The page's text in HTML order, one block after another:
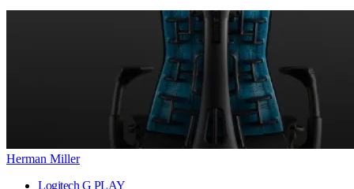
Herman Miller
Logitech G PLAY